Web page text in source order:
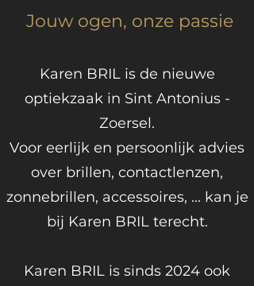
Jouw ogen, onze passie
Karen BRIL is de nieuwe
optiekzaak in Sint Antonius -
Zoersel.
Voor eerlijk en persoonlijk advies
over brillen, contactlenzen,
zonnebrillen, accessoires, ... kan je
bij Karen BRIL terecht.
Karen BRIL is sinds 2024 ook